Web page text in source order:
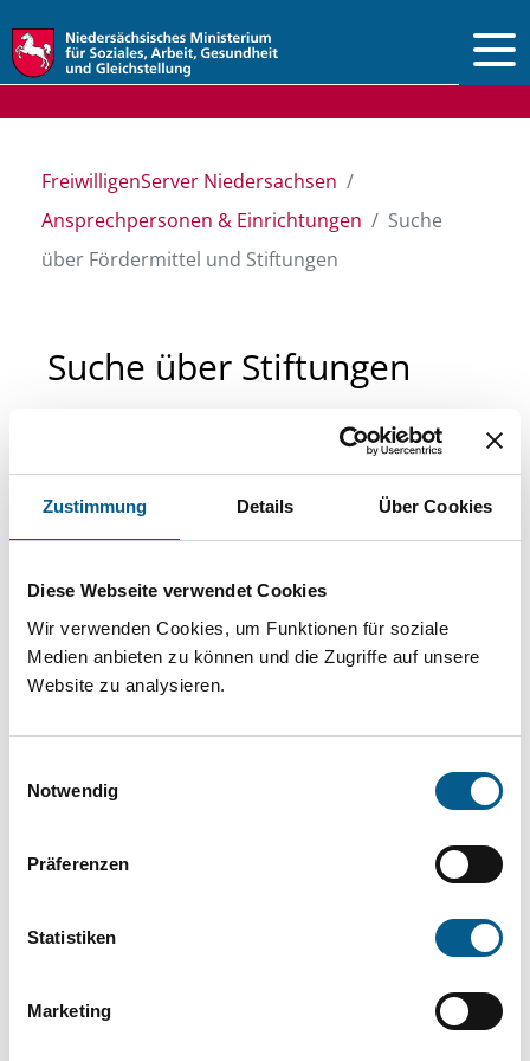
Zustimmung Details Über Cookies
Diese Webseite verwendet Cookies
Wir verwenden Cookies, um Funktionen für soziale
Medien anbieten zu können und die Zugriffe auf unsere
Website zu analysieren.
Notwendig
Präferenzen
Statistiken
Marketing
FreiwilligenServer Niedersachsen
Ansprechpersonen & Einrichtungen
Suche
über Fördermittel und Stiftungen
Suche über Stiftungen
Sie suchen finanzielle Unterstützung für ein
Projekt oder ein Vorhaben? Hier können Sie
direkt über unsere Fördermitteldatenbank und
Stiftungsdatenbank recherchieren. Bei der
Suche bitte die Groß- und Kleinschreibung
beachten.
können durch die Wahl von Bereichen oder